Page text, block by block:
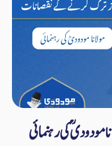
کی رہنمائی